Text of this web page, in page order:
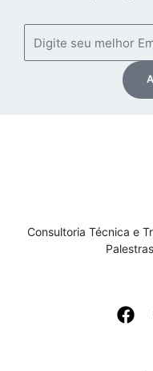
Consultoria Técnica e